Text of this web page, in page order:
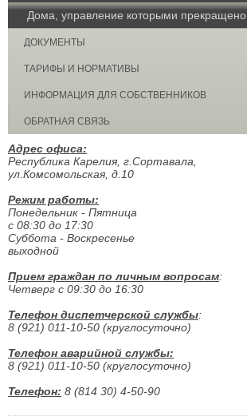
Дома, управление которыми прекращено
ДОКУМЕНТЫ
ТАРИФЫ И НОРМАТИВЫ
ИНФОРМАЦИЯ ДЛЯ СОБСТВЕННИКОВ
ОБРАТНАЯ СВЯЗЬ
Адрес офиса:
Республика Карелия, г.Сортавала,
ул.Комсомольская, д.10
Режим работы:
Понедельник - Пятница
с 08:30 до 17:30
Суббота - Воскресенье
выходной
Прием граждан по личным вопросам:
Четверг с 09:30 до 16:30
Телефон диспетчерской службы:
8 (921) 011-10-50 (круглосуточно)
Телефон аварийной службы:
8 (921) 011-10-50 (круглосуточно)
Телефон: 8 (814 30) 4-50-90